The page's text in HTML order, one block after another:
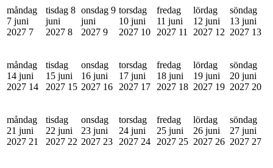
måndag
7 juni
2027 7
tisdag 8
juni
2027 8
onsdag 9
juni
2027 9
torsdag
10 juni
2027 10
fredag
11 juni
2027 11
lördag
12 juni
2027 12
söndag
13 juni
2027 13
måndag
14 juni
2027 14
tisdag
15 juni
2027 15
onsdag
16 juni
2027 16
torsdag
17 juni
2027 17
fredag
18 juni
2027 18
lördag
19 juni
2027 19
söndag
20 juni
2027 20
måndag
21 juni
2027 21
tisdag
22 juni
2027 22
onsdag
23 juni
2027 23
torsdag
24 juni
2027 24
fredag
25 juni
2027 25
lördag
26 juni
2027 26
söndag
27 juni
2027 27